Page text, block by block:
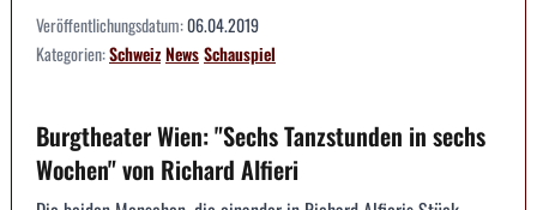
Veröffentlichungsdatum:06.04.2019
Kategorien:SchweizNewsSchauspiel
Burgtheater Wien: "Sechs Tanzstunden in sechs
Wochen" von Richard Alfieri